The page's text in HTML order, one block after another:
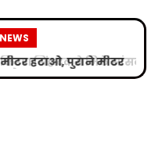
सिंह देव से मिले सांसद